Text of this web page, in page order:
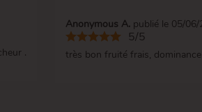
.
Anonymous A. publié le 05/06/
5/5
très bon fruité frais,